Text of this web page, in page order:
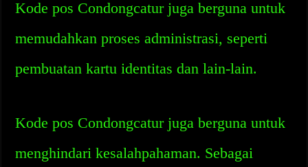
Kode pos Condongcatur juga berguna untuk
memudahkan proses administrasi, seperti
pembuatan kartu identitas dan lain-lain.
Kode pos Condongcatur juga berguna untuk
menghindari kesalahpahaman. Sebagai